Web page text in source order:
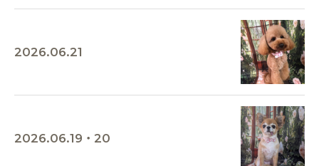
2026.06.21
2026.06.19・20